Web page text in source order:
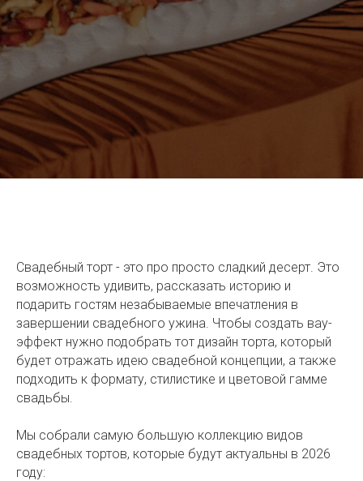
Свадебный торт - это про просто сладкий десерт. Это
возможность удивить, рассказать историю и
подарить гостям незабываемые впечатления в
завершении свадебного ужина. Чтобы создать вау-
эффект нужно подобрать тот дизайн торта, который
будет отражать идею свадебной концепции, а также
подходить к формату, стилистике и цветовой гамме
свадьбы.
Мы собрали самую большую коллекцию видов
свадебных тортов, которые будут актуальны в 2026
году: